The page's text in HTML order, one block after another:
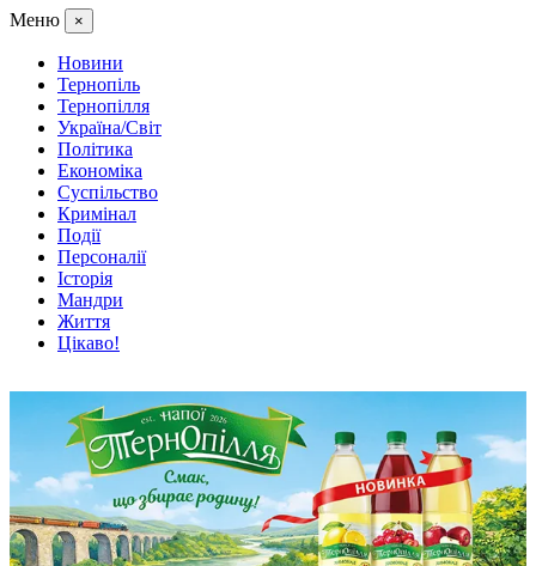
Меню ×
Новини
Тернопіль
Тернопілля
Україна/Світ
Політика
Економіка
Суспільство
Кримінал
Події
Персоналії
Історія
Мандри
Життя
Цікаво!